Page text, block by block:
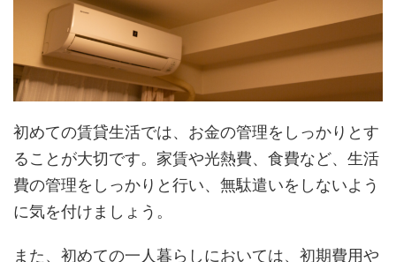
初めての賃貸生活では、お金の管理をしっかりとす
ることが大切です。家賃や光熱費、食費など、生活
費の管理をしっかりと行い、無駄遣いをしないよう
に気を付けましょう。
また、初めての一人暮らしにおいては、初期費用や